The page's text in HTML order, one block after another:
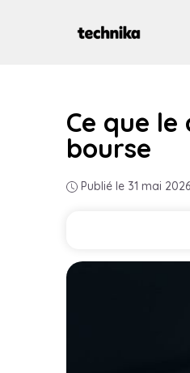
Ce que
bourse
Publié le 31 mai